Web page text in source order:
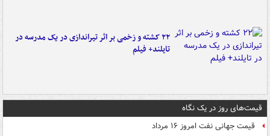
۲۲ کشته و زخمی بر اثر تیراندازی در یک مدرسه در
تایلند+ فیلم
قیمت‌های روز در یک نگاه
قیمت جهانی نفت امروز ۱۶ مرداد